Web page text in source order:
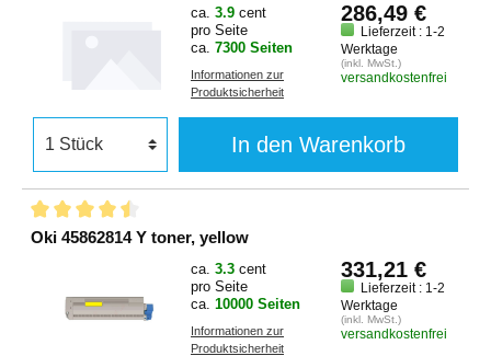
ca. 3.9 cent
pro Seite
ca. 7300 Seiten
Informationen zur
Produktsicherheit
286,49 €
Lieferzeit : 1-2
Werktage
(inkl. MwSt.)
versandkostenfrei
In den Warenkorb
Oki 45862814 Y toner, yellow
ca. 3.3 cent
pro Seite
ca. 10000 Seiten
Informationen zur
Produktsicherheit
331,21 €
Lieferzeit : 1-2
Werktage
(inkl. MwSt.)
versandkostenfrei